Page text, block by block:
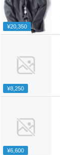
¥20,350
¥8,250
¥6,600